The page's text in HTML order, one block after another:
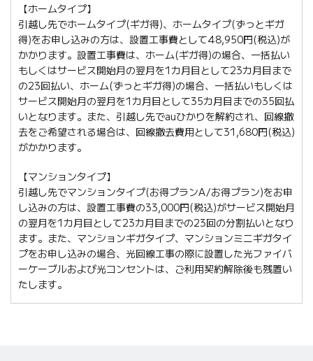
【ホームタイプ】
引越し先でホームタイプ(ギガ得)、ホームタイプ(ずっとギガ
得)をお申し込みの方は、設置工事費として48,950円(税込)が
かかります。設置工事費は、ホーム(ギガ得)の場合、一括払い
もしくはサービス開始月の翌月を1カ月目として23カ月目まで
の23回払い、ホーム(ずっとギガ得)の場合、一括払いもしくは
サービス開始月の翌月を1カ月目として35カ月目までの35回払
いとなります。また、引越し先でauひかりを解約され、回線撤
去をご希望される場合は、回線撤去費用として31,680円(税込)
がかかります。
【マンションタイプ】
引越し先でマンションタイプ(お得プランA/お得プラン)をお申
し込みの方は、設置工事費の33,000円(税込)がサービス開始月
の翌月を1カ月目として23カ月目までの23回の分割払いとなり
ます。また、マンションギガタイプ、マンションミニギガタイ
プをお申し込みの場合、光回線工事の際に設置した光ファイバ
ーケーブルおよび光コンセントは、ご利用契約解除後も残置い
たします。